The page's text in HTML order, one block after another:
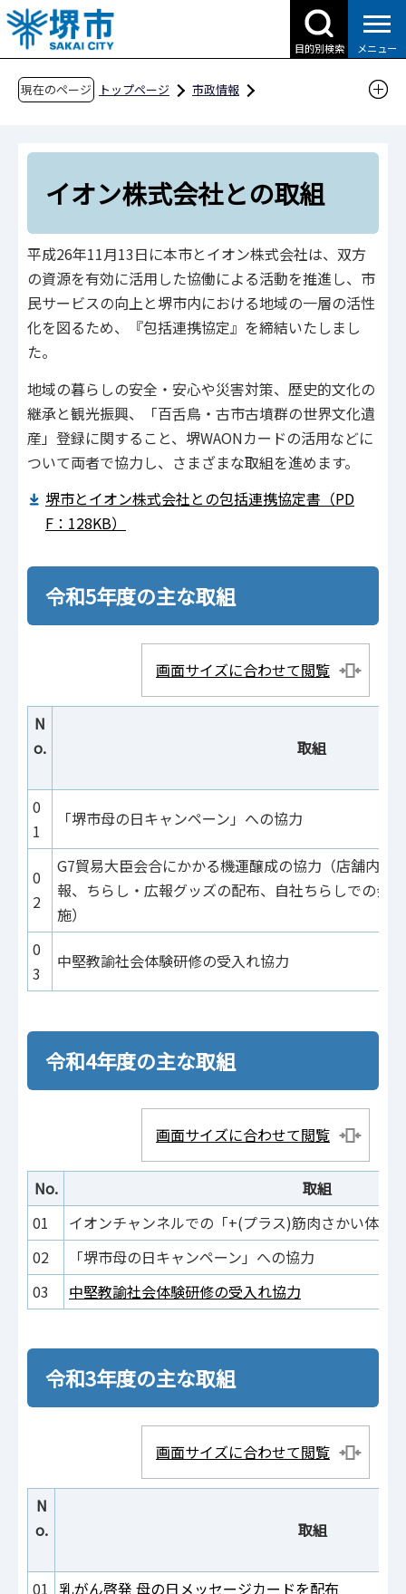
こ
の
ペ
目的別検索 メニュー
現在のページ トップページ
市政情報
さかい・コネクテッド・デスク（公民連携の窓
企業のみなさまとの取組
イオン株式会社との取組
イオン株式会社との取組
平成26年11月13日に本市とイオン株式会社は、双方
の資源を有効に活用した協働による活動を推進し、市
民サービスの向上と堺市内における地域の一層の活性
化を図るため、『包括連携協定』を締結いたしまし
た。
地域の暮らしの安全・安心や災害対策、歴史的文化の
継承と観光振興、「百舌鳥・古市古墳群の世界文化遺
産」登録に関すること、堺WAONカードの活用などに
ついて両者で協力し、さまざまな取組を進めます。
堺市とイオン株式会社との包括連携協定書（PD
F：128KB）
令和5年度の主な取組
画面サイズに合わせて閲覧
N
o.
取組
0
1
「堺市母の日キャンペーン」への協力
0
2
G7貿易大臣会合にかかる機運醸成の協力（店舗内デ
報、ちらし・広報グッズの配布、自社ちらしでの会
施）
0
3
中堅教諭社会体験研修の受入れ協力
令和4年度の主な取組
画面サイズに合わせて閲覧
No.
取組
01
イオンチャンネルでの「+(プラス)筋肉さかい体
02
「堺市母の日キャンペーン」への協力
03
中堅教諭社会体験研修の受入れ協力
令和3年度の主な取組
画面サイズに合わせて閲覧
N
o.
取組
01 乳がん啓発 母の日メッセージカードを配布